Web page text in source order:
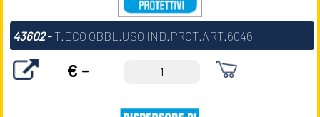
43602- T.ECO OBBL.USO IND.PROT.ART.6046
€ -